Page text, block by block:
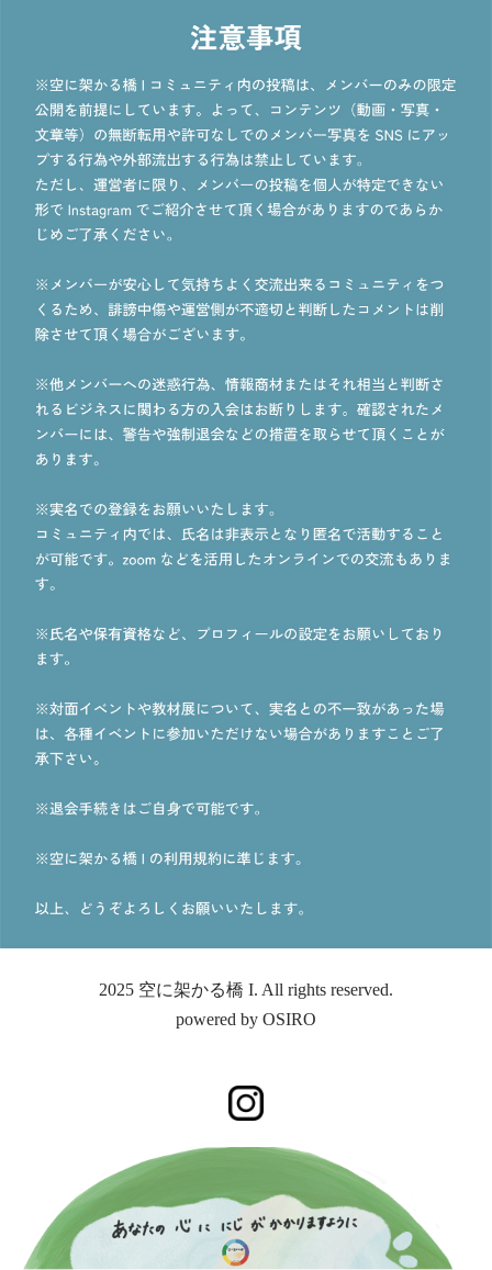
2025 空に架かる橋 I. All rights reserved.
powered by OSIRO